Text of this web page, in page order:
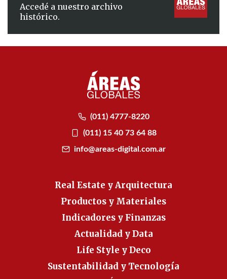
Accedé a nuestro archivo
histórico.
(011) 4777-8220
(011) 15 40 73 64 88
info@areas-digital.com.ar
Real Estate y Arquitectura
Productos y Materiales
Indicadores y Finanzas
Actualidad y Data
Life Style y Deco
Sustentabilidad y Tecnología